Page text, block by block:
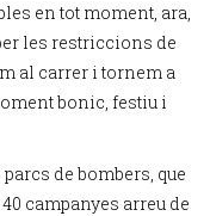
en tot moment, ara,
les restriccions de
al carrer i tornem a
bonic, festiu i
de bombers, que
campanyes arreu de